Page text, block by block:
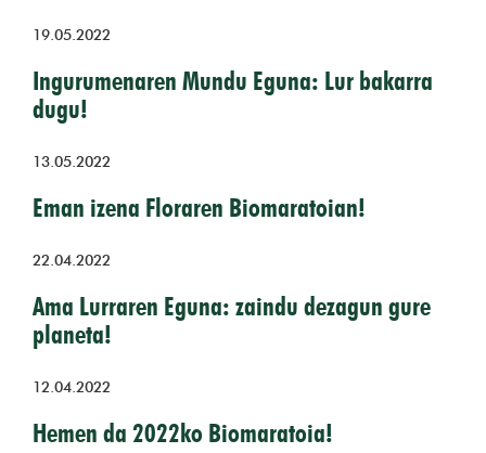
19.05.2022
Ingurumenaren Mundu Eguna: Lur bakarra
dugu!
13.05.2022
Eman izena Floraren Biomaratoian!
22.04.2022
Ama Lurraren Eguna: zaindu dezagun gure
planeta!
12.04.2022
Hemen da 2022ko Biomaratoia!